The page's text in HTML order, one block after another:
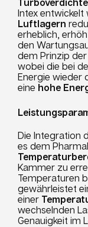
Intex entwickelt
Luftlagern
erheblich,
den
dem Prinzip
wobei die bei
Energie wieder
eine hohe
Die Integration
es dem
Kammer zu
Temperaturen
gewährleistet
einer
wechselnden
Genauigkeit im